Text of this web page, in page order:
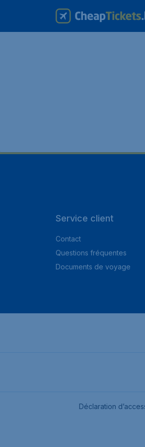
Service client
Contact
Questions fréquentes
Documents de voyage
Déclaration